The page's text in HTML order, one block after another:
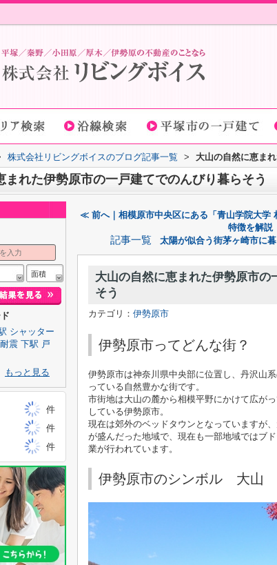
株式会社リビングボイスのブログ記事一覧 > 大山の自然に恵ま
まれた伊勢原市の一戸建てでのんびり暮らそう
≪ 前へ｜相模原市中央区にある「青山学院大学
特徴を解説
記事一覧 太陽が似合う街茅ヶ崎市に
大山の自然に恵まれた伊勢原市の
そう
カテゴリ： 伊勢原市
伊勢原市ってどんな街？
伊勢原市は神奈川県中央部に位置し、丹沢山
っている自然豊かな街です。
市街地は大山の麓から相模平野にかけて広がっ
している伊勢原市。
現在は郊外のベッドタウンとなっていますが
が盛んだった地域で、現在も一部地域ではブ
業が行われています。
伊勢原市のシンボル 大山
面積
シャッター
耐震 下駅 戸
もっと見る
件
件
件